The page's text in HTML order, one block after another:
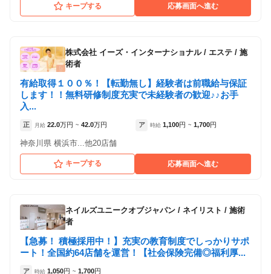
キープする 応募画面へ進む
株式会社 イーズ・インターナショナル/ エステ / 施
術者
有給取得１００％！【転勤無し】経験者は前職給与保証
します！！無料研修制度充実で未経験者の歓迎♪♪お手
入...
正 月給 22.0万円 ~ 42.0万円 ア 時給 1,100円 ~ 1,700円
神奈川県 横浜市...他20店舗
キープする 応募画面へ進む
ネイルズユニークオブジャパン / ネイリスト / 施術
者
【急募！ 積極採用中！】充実の教育制度でしっかりサポ
ート！全国約64店舗を運営！【社会保険完備◎福利厚...
ア 時給 1,050円 ~ 1,700円